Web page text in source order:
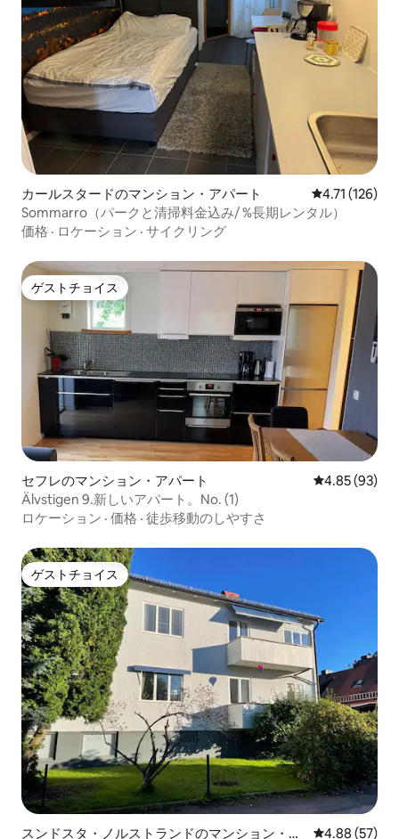
カールスタードのマンション・アパート レビュー126
4.71 (126)
Sommarro（パークと清掃料金込み/ %長期レンタル）
価格 · ロケーション · サイクリング
ゲストチョイス
ゲストチョイス
セフレのマンション・アパート レビュー93
4.85 (93)
Älvstigen 9.新しいアパート。No. (1)
ロケーション · 価格 · 徒歩移動のしやすさ
ゲストチョイス
ゲストチョイス
スンドスタ・ノルストランドのマンション・ア
レビュー57
4.88 (57)